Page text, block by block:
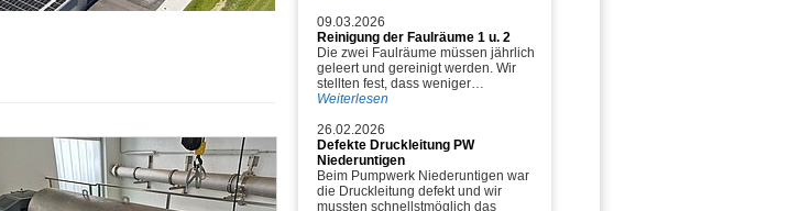
09.03.2026
Reinigung der Faulräume 1 u. 2
Die zwei Faulräume müssen jährlich
geleert und gereinigt werden. Wir
stellten fest, dass weniger…
Weiterlesen
26.02.2026
Defekte Druckleitung PW
Niederuntigen
Beim Pumpwerk Niederuntigen war
die Druckleitung defekt und wir
mussten schnellstmöglich das